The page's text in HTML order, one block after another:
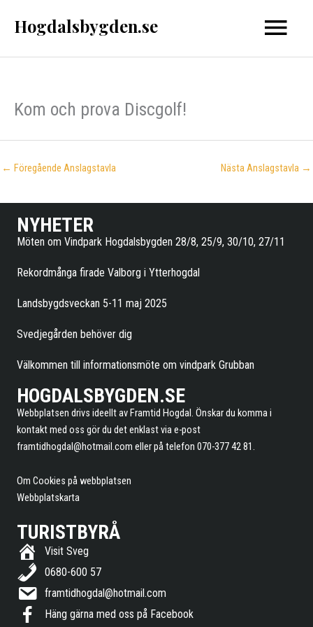
Hogdalsbygden.se
Kom och prova Discgolf!
← Föregående Anslagstavla Nästa Anslagstavla →
NYHETER
Möten om Vindpark Hogdalsbygden 28/8, 25/9, 30/10, 27/11
Rekordmånga firade Valborg i Ytterhogdal
Landsbygdsveckan 5-11 maj 2025
Svedjegården behöver dig
Välkommen till informationsmöte om vindpark Grubban
HOGDALSBYGDEN.SE
Webbplatsen drivs ideellt av Framtid Hogdal. Önskar du komma i
kontakt med oss gör du det enklast via e-post
framtidhogdal@hotmail.com eller på telefon 070-377 42 81.
Om Cookies på webbplatsen
Webbplatskarta
TURISTBYRÅ
Visit Sveg
0680-600 57
framtidhogdal@hotmail.com
Häng gärna med oss på Facebook